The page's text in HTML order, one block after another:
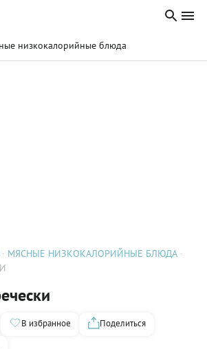
низкокалорийные блюда
МЯСНЫЕ НИЗКОКАЛОРИЙНЫЕ БЛЮДА
В избранное
Поделиться